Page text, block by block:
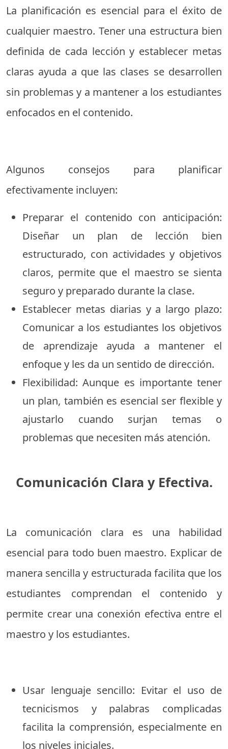
La planificación es esencial para el éxito de
cualquier maestro. Tener una estructura bien
definida de cada lección y establecer metas
claras ayuda a que las clases se desarrollen
sin problemas y a mantener a los estudiantes
enfocados en el contenido.
Algunos consejos para planificar
efectivamente incluyen:
Preparar el contenido con anticipación:
Diseñar un plan de lección bien
estructurado, con actividades y objetivos
claros, permite que el maestro se sienta
seguro y preparado durante la clase.
Establecer metas diarias y a largo plazo:
Comunicar a los estudiantes los objetivos
de aprendizaje ayuda a mantener el
enfoque y les da un sentido de dirección.
Flexibilidad: Aunque es importante tener
un plan, también es esencial ser flexible y
ajustarlo cuando surjan temas o
problemas que necesiten más atención.
Comunicación Clara y Efectiva.
La comunicación clara es una habilidad
esencial para todo buen maestro. Explicar de
manera sencilla y estructurada facilita que los
estudiantes comprendan el contenido y
permite crear una conexión efectiva entre el
maestro y los estudiantes.
Usar lenguaje sencillo: Evitar el uso de
tecnicismos y palabras complicadas
facilita la comprensión, especialmente en
los niveles iniciales.